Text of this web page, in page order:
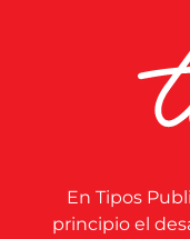
En Tipos
principio el